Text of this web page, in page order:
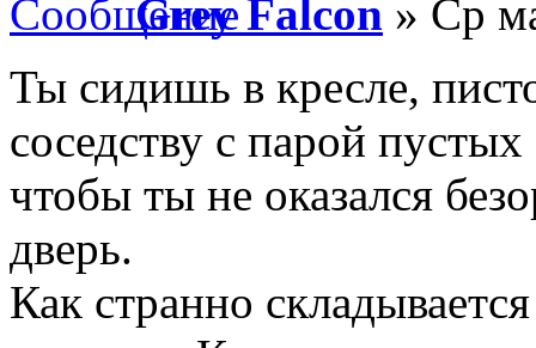
Grey Falcon » Ср
Ты сидишь в кресле,
соседству с парой
чтобы ты не оказался
дверь.
Как странно